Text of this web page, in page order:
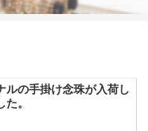
ルの手掛け念珠が入荷し
た。